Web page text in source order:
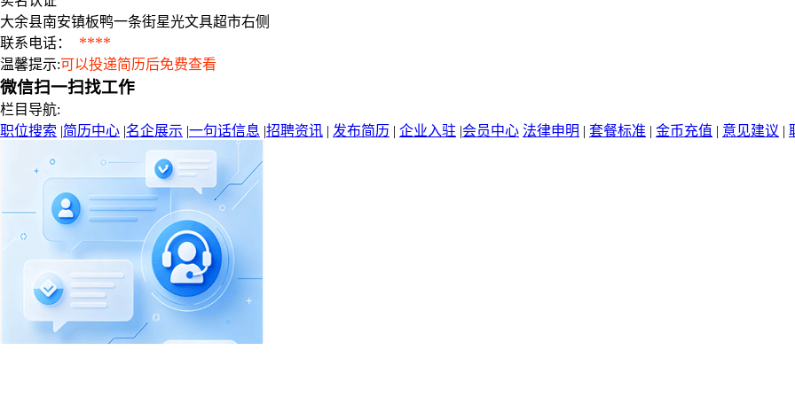
大余县南安镇板鸭一条街星光文具超市右侧
联系电话：
****
温馨提示:可以投递简历后免费查看
微信扫一扫找工作
栏目导航:
职位搜索 |简历中心 |名企展示 |一句话信息 |招聘资讯 | 发布简历 | 企业入驻 |会员中心 法律申明 | 套餐标准 | 金币充值 | 意见建议 |